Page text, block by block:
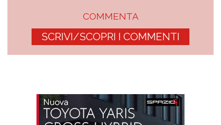
COMMENTA
SCRIVI/SCOPRI I COMMENTI